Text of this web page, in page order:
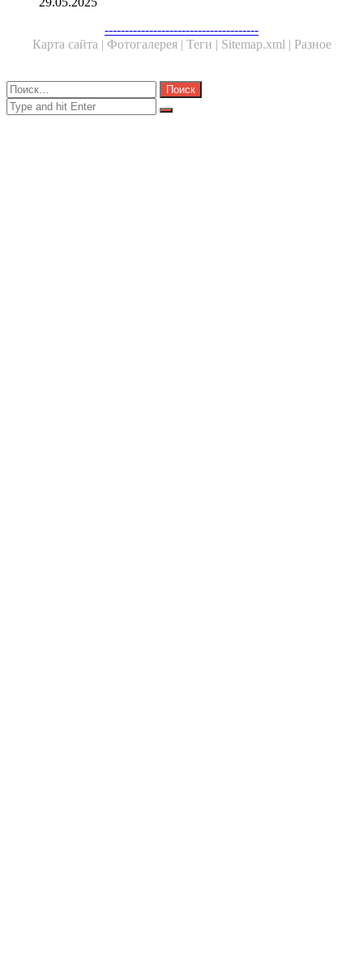
--------------------------------------
Карта сайта | Фотогалерея | Теги | Sitemap.xml | Разное
Close
Найти:
Close
Search